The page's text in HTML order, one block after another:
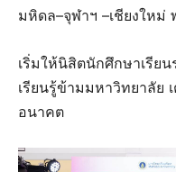
มหิดล–จุฬาฯ –เชียงให
เริ่มให้นิสิตนักศึกษาเรียน
เรียนรู้ข้ามมหาวิทยาลัย
อนาคต